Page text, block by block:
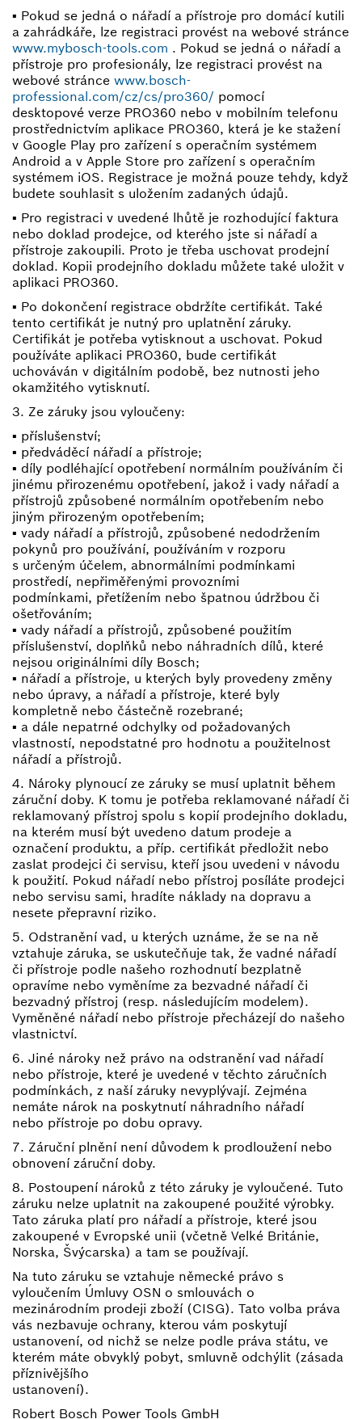
▪ Pokud se jedná o nářadí a přístroje pro domácí kutili
a zahrádkáře, lze registraci provést na webové stránce
www.mybosch-tools.com . Pokud se jedná o nářadí a
přístroje pro profesionály, lze registraci provést na
webové stránce www.bosch-
professional.com/cz/cs/pro360/ pomocí
desktopové verze PRO360 nebo v mobilním telefonu
prostřednictvím aplikace PRO360, která je ke stažení
v Google Play pro zařízení s operačním systémem
Android a v Apple Store pro zařízení s operačním
systémem iOS. Registrace je možná pouze tehdy, když
budete souhlasit s uložením zadaných údajů.
▪ Pro registraci v uvedené lhůtě je rozhodující faktura
nebo doklad prodejce, od kterého jste si nářadí a
přístroje zakoupili. Proto je třeba uschovat prodejní
doklad. Kopii prodejního dokladu můžete také uložit v
aplikaci PRO360.
▪ Po dokončení registrace obdržíte certifikát. Také
tento certifikát je nutný pro uplatnění záruky.
Certifikát je potřeba vytisknout a uschovat. Pokud
používáte aplikaci PRO360, bude certifikát
uchováván v digitálním podobě, bez nutnosti jeho
okamžitého vytisknutí.
3. Ze záruky jsou vyloučeny:
▪ příslušenství;
▪ předváděcí nářadí a přístroje;
▪ díly podléhající opotřebení normálním používáním či
jinému přirozenému opotřebení, jakož i vady nářadí a
přístrojů způsobené normálním opotřebením nebo
jiným přirozeným opotřebením;
▪ vady nářadí a přístrojů, způsobené nedodržením
pokynů pro používání, používáním v rozporu
s určeným účelem, abnormálními podmínkami
prostředí, nepřiměřenými provozními
podmínkami, přetížením nebo špatnou údržbou či
ošetřováním;
▪ vady nářadí a přístrojů, způsobené použitím
příslušenství, doplňků nebo náhradních dílů, které
nejsou originálními díly Bosch;
▪ nářadí a přístroje, u kterých byly provedeny změny
nebo úpravy, a nářadí a přístroje, které byly
kompletně nebo částečně rozebrané;
▪ a dále nepatrné odchylky od požadovaných
vlastností, nepodstatné pro hodnotu a použitelnost
nářadí a přístrojů.
4. Nároky plynoucí ze záruky se musí uplatnit během
záruční doby. K tomu je potřeba reklamované nářadí či
reklamovaný přístroj spolu s kopií prodejního dokladu,
na kterém musí být uvedeno datum prodeje a
označení produktu, a příp. certifikát předložit nebo
zaslat prodejci či servisu, kteří jsou uvedeni v návodu
k použití. Pokud nářadí nebo přístroj posíláte prodejci
nebo servisu sami, hradíte náklady na dopravu a
nesete přepravní riziko.
5. Odstranění vad, u kterých uznáme, že se na ně
vztahuje záruka, se uskutečňuje tak, že vadné nářadí
či přístroje podle našeho rozhodnutí bezplatně
opravíme nebo vyměníme za bezvadné nářadí či
bezvadný přístroj (resp. následujícím modelem).
Vyměněné nářadí nebo přístroje přecházejí do našeho
vlastnictví.
6. Jiné nároky než právo na odstranění vad nářadí
nebo přístroje, které je uvedené v těchto záručních
podmínkách, z naší záruky nevyplývají. Zejména
nemáte nárok na poskytnutí náhradního nářadí
nebo přístroje po dobu opravy.
7. Záruční plnění není důvodem k prodloužení nebo
obnovení záruční doby.
8. Postoupení nároků z této záruky je vyloučené. Tuto
záruku nelze uplatnit na zakoupené použité výrobky.
Tato záruka platí pro nářadí a přístroje, které jsou
zakoupené v Evropské unii (včetně Velké Británie,
Norska, Švýcarska) a tam se používají.
Na tuto záruku se vztahuje německé právo s
vyloučením Úmluvy OSN o smlouvách o
mezinárodním prodeji zboží (CISG). Tato volba práva
vás nezbavuje ochrany, kterou vám poskytují
ustanovení, od nichž se nelze podle práva státu, ve
kterém máte obvyklý pobyt, smluvně odchýlit (zásada
příznivějšího
ustanovení).
Robert Bosch Power Tools GmbH